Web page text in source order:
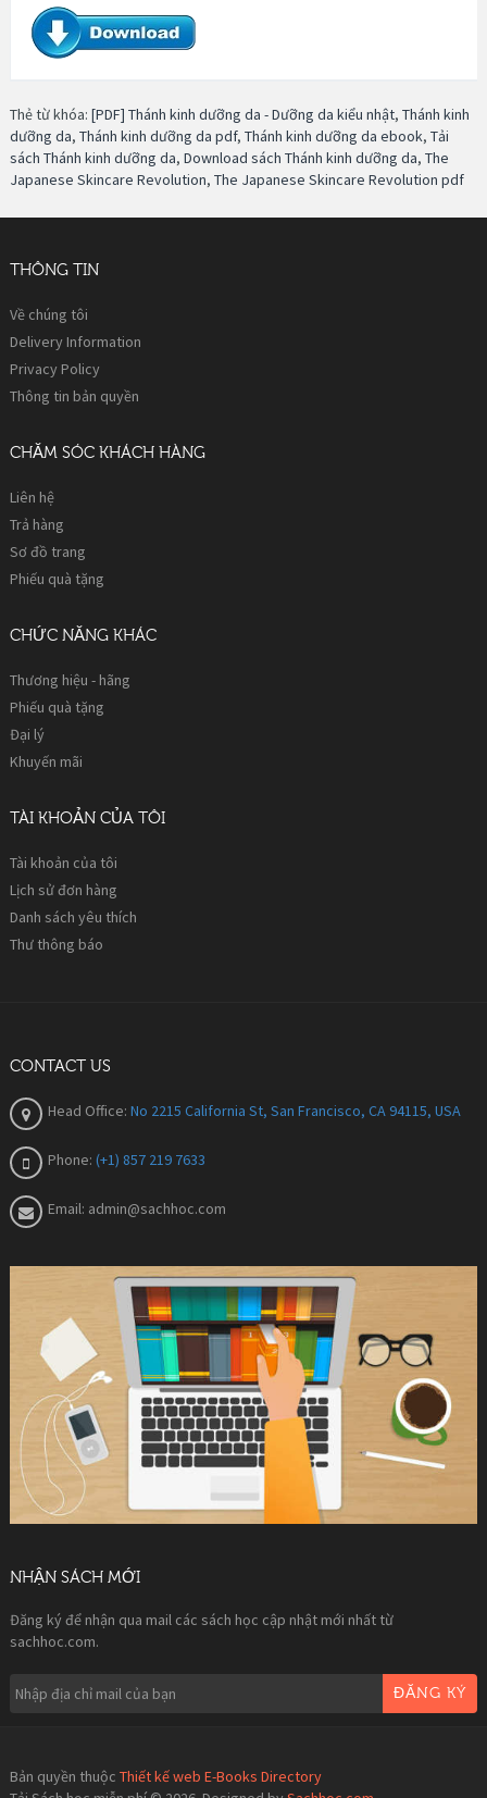
Thẻ từ khóa: [PDF] Thánh kinh dưỡng da - Dưỡng da kiểu nhật, Thánh kinh
dưỡng da, Thánh kinh dưỡng da pdf, Thánh kinh dưỡng da ebook, Tải
sách Thánh kinh dưỡng da, Download sách Thánh kinh dưỡng da, The
Japanese Skincare Revolution, The Japanese Skincare Revolution pdf
THÔNG TIN
Về chúng tôi
Delivery Information
Privacy Policy
Thông tin bản quyền
CHĂM SÓC KHÁCH HÀNG
Liên hệ
Trả hàng
Sơ đồ trang
Phiếu quà tặng
CHỨC NĂNG KHÁC
Thương hiệu - hãng
Phiếu quà tặng
Đại lý
Khuyến mãi
TÀI KHOẢN CỦA TÔI
Tài khoản của tôi
Lịch sử đơn hàng
Danh sách yêu thích
Thư thông báo
CONTACT US
Head Office: No 2215 California St, San Francisco, CA 94115, USA
Phone: (+1) 857 219 7633
Email: admin@sachhoc.com
NHẬN SÁCH MỚI
Đăng ký để nhận qua mail các sách học cập nhật mới nhất từ
sachhoc.com.
ĐĂNG KÝ
Bản quyền thuộc Thiết kế web E-Books Directory